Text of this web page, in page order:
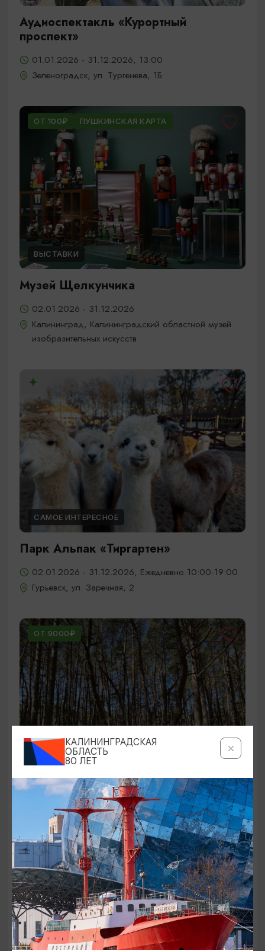
Аудиоспектакль «Курортный
проспект»
01.01.2026 - 31.12.2026, 13:00
Зеленоградск, ул. Тургенева, 1Б
ОТ 100₽ ПУШКИНСКАЯ КАРТА
ВЫСТАВКИ
Музей Щелкунчика
02.01.2026 - 31.12.2026
Калининград, Калининградский областной музей
изобразительных искусств
САМОЕ ИНТЕРЕСНОЕ
Парк Альпак «Тиргартен»
02.01.2026 - 31.12.2026, Ежедневно 10:00-19:00
Гурьевск, ул. Заречная, 2
ОТ 9000₽
ЭКСКУРСИИ УЧРЕЖДЕНИЙ КУЛЬТУРЫ
Аудиоспектакль «Истории Куршской
косы»
01.02.2026 - 31.12.2026, 13:00
Куршская коса
ОТ 2500₽
КАЛИНИНГРАДСКАЯ
ОБЛАСТЬ
80 ЛЕТ